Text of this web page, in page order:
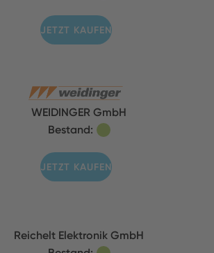
JETZT KAUFEN
WEIDINGER GmbH
Bestand:
JETZT KAUFEN
Reichelt Elektronik GmbH